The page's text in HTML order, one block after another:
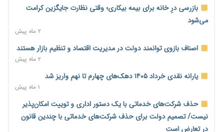
پیش‌بینی افزایش تولید برنج؛ نیاز وارداتی کشور به ۵۰۰ هزار تن
کاهش می‌یابد
۲ روز پیش
امضای تفاهم‌نامه تجاری ایران و پاکستان؛ هدف‌گذاری تجارت ۱۰
اختیارات جدید گمرکات برای تمدید ورود موقت کالا و خودرو تا
پایان شهریور ابلاغ شد
۲ روز پیش
بازرسی درِ خانه برای بیمه بیکاری؛ وقتی نظارت جایگزین کرامت
می‌شود
۲ ماه پیش
اصناف بازوی توانمند دولت در مدیریت اقتصاد و تنظیم بازار هستند
۲ ماه پیش
یارانه نقدی خرداد ۱۴۰۵ دهک‌های چهارم تا نهم واریز شد
۱ ماه پیش
حذف شرکت‌های خدماتی با یک دستور اداری و توییت امکان‌پذیر
نیست/ تصمیم دولت برای حذف شرکت‌های خدماتی با چندین قانون
در تعارض است